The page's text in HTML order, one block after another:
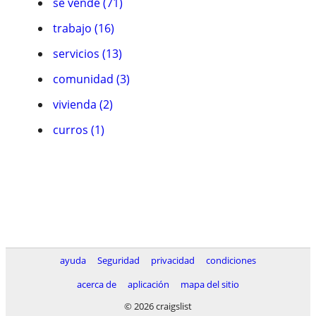
trabajo (16)
servicios (13)
comunidad (3)
vivienda (2)
curros (1)
ayuda Seguridad privacidad
condiciones
acerca de
aplicación
mapa del sitio
© 2026 craigslist